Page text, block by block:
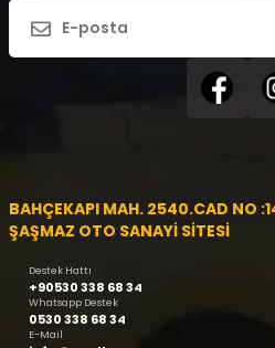
BAHÇEKAPI MAH. 2540.CAD NO
ŞAŞMAZ OTO SANAYİ SİTESİ
Destek Hattı
+90530 338 68 34
Whatsapp Destek
0530 338 68 34
E-Mail